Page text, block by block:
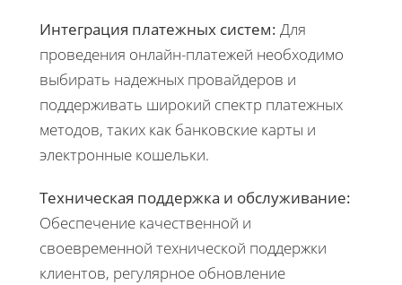
Интеграция платежных систем: Для
проведения онлайн-платежей необходимо
выбирать надежных провайдеров и
поддерживать широкий спектр платежных
методов, таких как банковские карты и
электронные кошельки.
Техническая поддержка и обслуживание:
Обеспечение качественной и
своевременной технической поддержки
клиентов, регулярное обновление